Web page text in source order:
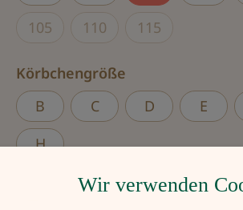
105(Diese Option ist zurzeit nicht
110(Diese Option ist zurzeit
115(Diese Option
Körbchengröße
B
C D E
H
Produkt Anzahl: Gib den
Wir verwenden